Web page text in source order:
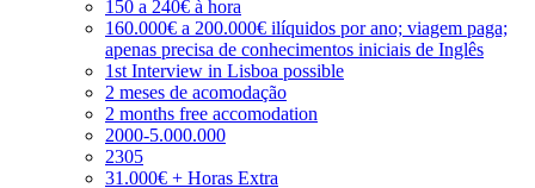
150 a 240€ à hora
160.000€ a 200.000€ ilíquidos por ano; viagem paga;
apenas precisa de conhecimentos iniciais de Inglês
1st Interview in Lisboa possible
2 meses de acomodação
2 months free accomodation
2000-5.000.000
2305
31.000€ + Horas Extra